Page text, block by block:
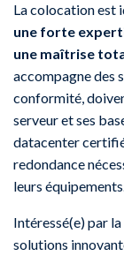
La colocation est
une forte
une maîtrise
accompagne des
conformité,
serveur et ses
datacenter
redondance
leurs
Intéressé(e) par
solutions